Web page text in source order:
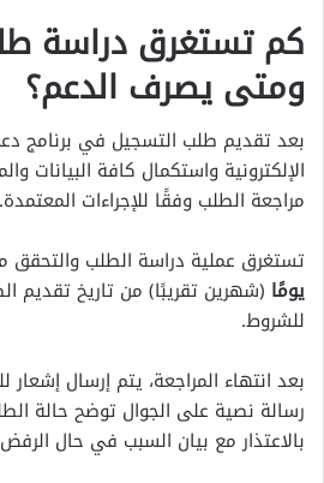
كم تستغرق دراسة
ومتى يصرف الدعم؟
بعد تقديم طلب التسجيل في برنامج
الإلكترونية واستكمال كافة البيانات
مراجعة الطلب وفقًا للإجراءات
تستغرق عملية دراسة الطلب والتحقق
يومًا (شهرين تقريبًا) من تاريخ تقديم
للشروط.
بعد انتهاء المراجعة، يتم إرسال إشعار
رسالة نصية على الجوال توضح حالة
بالاعتذار مع بيان السبب في حال